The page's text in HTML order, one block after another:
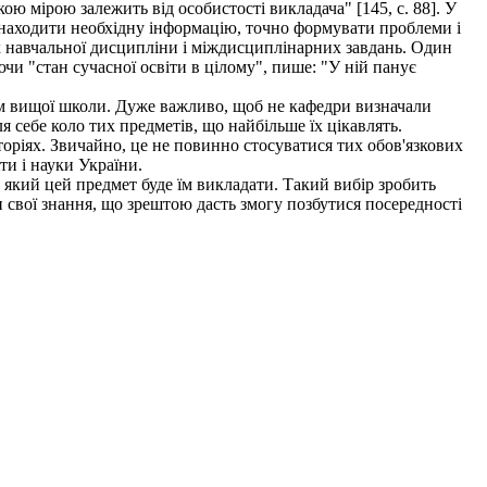
мірою залежить від особистості викладача" [145, с. 88]. У
необхідну інформацію, точно формувати проблеми і
дисципліни і міждисциплінарних завдань. Один
"стан сучасної освіти в цілому", пише: "У ній панує
вищої школи. Дуже важливо, щоб не кафедри визначали
себе коло тих предметів, що найбільше їх цікавлять.
Звичайно, це не повинно стосуватися тих обов'язкових
і науки України.
цей предмет буде їм викладати. Такий вибір зробить
знання, що зрештою дасть змогу позбутися посередності